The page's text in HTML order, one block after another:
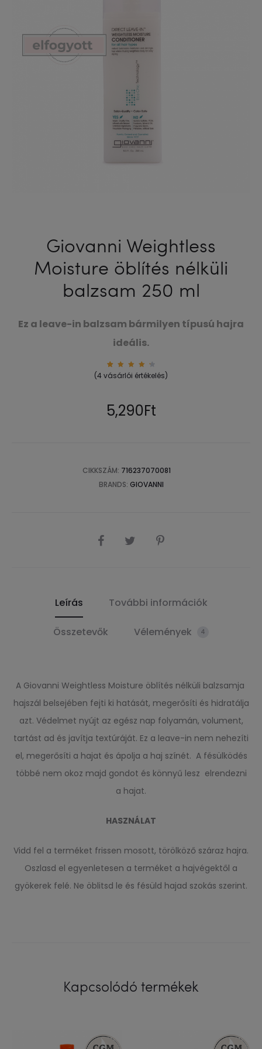
Giovanni Weightless
Moisture öblítés nélküli
balzsam 250 ml
Ez a leave-in balzsam bármilyen típusú hajra
ideális.
Értéke
lés
4
lés
alapjá
(4 vásárlói értékelés)
5,290Ft
CIKKSZÁM: 716237070081
BRANDS: GIOVANNI
SHARE
Leírás További információk
Összetevők Vélemények 4
A Giovanni Weightless Moisture öblítés nélküli balzsamja
hajszál belsejében fejti ki hatását, megerősíti és hidratálja
azt. Védelmet nyújt az egész nap folyamán, volument,
tartást ad és javítja textúráját. Ez a leave-in nem nehezíti
el, megerősíti a hajat és ápolja a haj színét. A fésülködés
többé nem okoz majd gondot és könnyű lesz elrendezni
a hajat.
HASZNÁLAT
Vidd fel a terméket frissen mosott, törölköző száraz hajra.
Oszlasd el egyenletesen a terméket a hajvégektől a
gyökerek felé. Ne öblitsd le és fésüld hajad szokás szerint.
Kapcsolódó termékek